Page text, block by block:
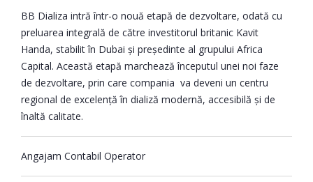
BB Dializa intră într-o nouă etapă de dezvoltare, odată cu
preluarea integrală de către investitorul britanic Kavit
Handa, stabilit în Dubai și președinte al grupului Africa
Capital. Această etapă marchează începutul unei noi faze
de dezvoltare, prin care compania va deveni un centru
regional de excelență în dializă modernă, accesibilă și de
înaltă calitate.
Angajam Contabil Operator